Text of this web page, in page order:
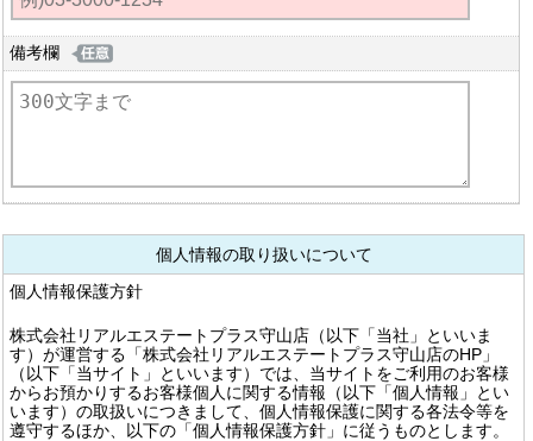
備考欄
個人情報の取り扱いについて
個人情報保護方針
株式会社リアルエステートプラス守山店（以下「当社」といいま
す）が運営する「株式会社リアルエステートプラス守山店のHP」
（以下「当サイト」といいます）では、当サイトをご利用のお客様
からお預かりするお客様個人に関する情報（以下「個人情報」とい
います）の取扱いにつきまして、個人情報保護に関する各法令等を
遵守するほか、以下の「個人情報保護方針」に従うものとします。